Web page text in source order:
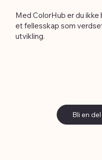
Med ColorHub er du ikke
et fellesskap som
utvikling.
Bli en